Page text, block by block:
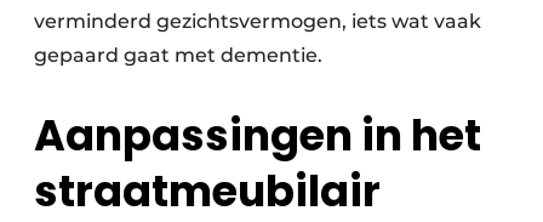
verminderd gezichtsvermogen, iets wat vaak
gepaard gaat met dementie.
Aanpassingen in het
straatmeubilair